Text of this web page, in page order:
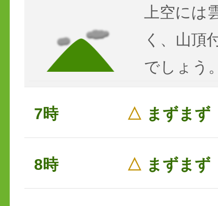
上空には
く、山頂
でしょう
7時 △ まずまず
8時 △ まずまず